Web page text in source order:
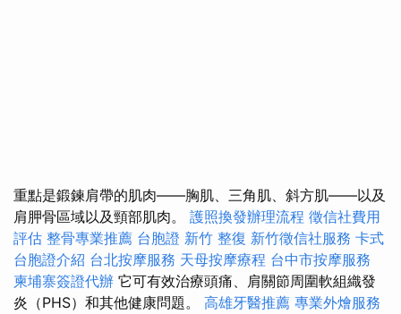
重點是鍛鍊肩帶的肌肉——胸肌、三角肌、斜方肌——以及
肩胛骨區域以及頸部肌肉。 護照換發辦理流程 徵信社費用
評估 整骨專業推薦 台胞證 新竹 整復 新竹徵信社服務 卡式
台胞證介紹 台北按摩服務 天母按摩療程 台中市按摩服務
柬埔寨簽證代辦 它可有效治療頭痛、肩關節周圍軟組織發
炎（PHS）和其他健康問題。 高雄牙醫推薦 專業外燴服務